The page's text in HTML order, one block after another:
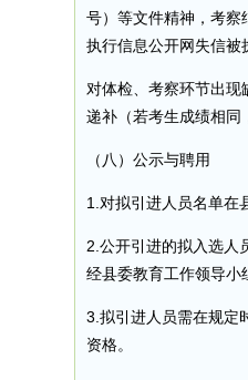
号）等文件精神，考察
执行信息公开网失信被
对体检、考察环节出
递补（若考生成绩相同
（八）公示与聘用
1.对拟引进人员名单在
2.公开引进的拟入选人
经县委教育工作领导小
3.拟引进人员需在规定
资格。